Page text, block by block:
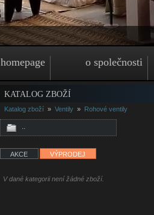
homepage o společnosti
KATALOG ZBOŽÍ
Katalog zboží » Ventily » Rohové ventily
..
AKCE VÝPRODEJ
V dané kategorii není žádné zboží.